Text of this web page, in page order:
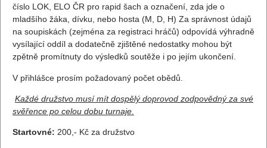
číslo LOK, ELO ČR pro rapid šach a označení, zda jde o
mladšího žáka, dívku, nebo hosta (M, D, H) Za správnost údajů
na soupiskách (zejména za registraci hráčů) odpovídá výhradně
vysílající oddíl a dodatečně zjištěné nedostatky mohou být
zpětně promítnuty do výsledků soutěže i po jejím ukončení.
V přihlášce prosím požadovaný počet obědů.
Každé družstvo musí mít dospělý doprovod zodpovědný za své
svěřence po celou dobu turnaje.
Startovné: 200,- Kč za družstvo